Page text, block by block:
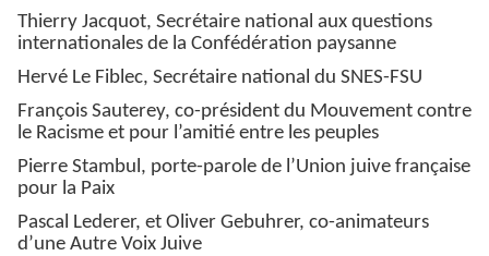
Thierry Jacquot, Secrétaire national aux questions
internationales de la Confédération paysanne
Hervé Le Fiblec, Secrétaire national du SNES-FSU
François Sauterey, co-président du Mouvement contre
le Racisme et pour l’amitié entre les peuples
Pierre Stambul, porte-parole de l’Union juive française
pour la Paix
Pascal Lederer, et Oliver Gebuhrer, co-animateurs
d’une Autre Voix Juive